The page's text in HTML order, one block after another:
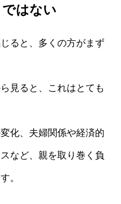
はない
ると、多くの方がまず
見ると、これはとても
化、夫婦関係や経済的
など、親を取り巻く負
。